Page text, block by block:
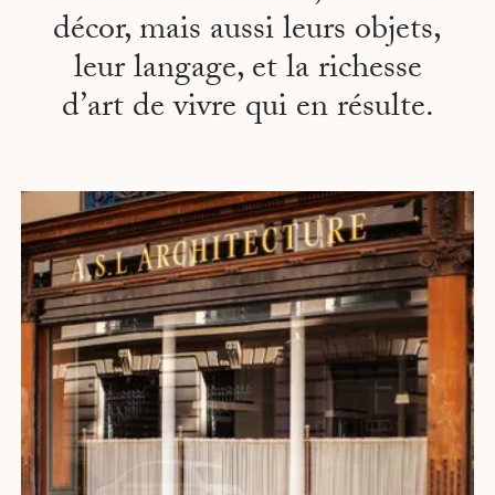
décor, mais aussi leurs objets,
leur langage, et la richesse
d’art de vivre qui en résulte.